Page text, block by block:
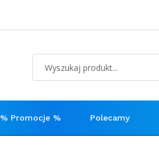
% Promocje % Polecamy